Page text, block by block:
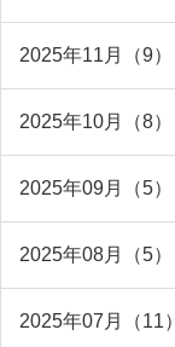
2025年11月（9）
2025年10月（8）
2025年09月（5）
2025年08月（5）
2025年07月（11）